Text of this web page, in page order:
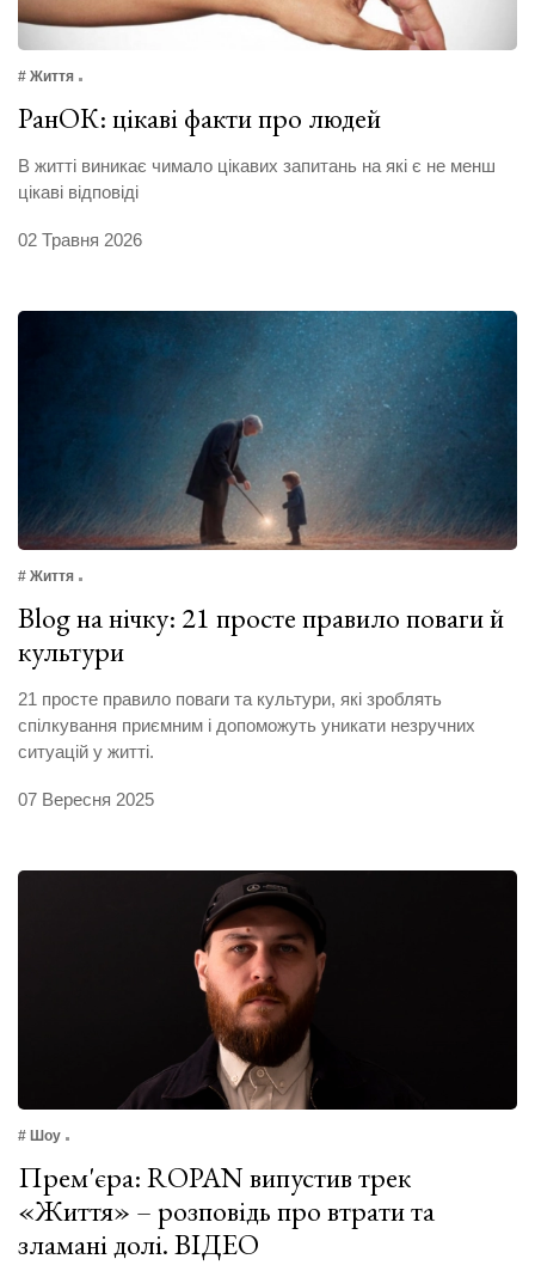
# Життя
РанОК: цікаві факти про людей
В житті виникає чимало цікавих запитань на які є не менш
цікаві відповіді
02 Травня 2026
# Життя
Blog на нічку: 21 просте правило поваги й
культури
21 просте правило поваги та культури, які зроблять
спілкування приємним і допоможуть уникати незручних
ситуацій у житті.
07 Вересня 2025
# Шоу
Прем'єра: ROPAN випустив трек
«Життя» – розповідь про втрати та
зламані долі. ВІДЕО